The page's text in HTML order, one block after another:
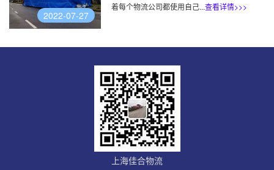
2022-07-27
着每个物流公司都使用自己...查看详情>>>
上海佳合物流